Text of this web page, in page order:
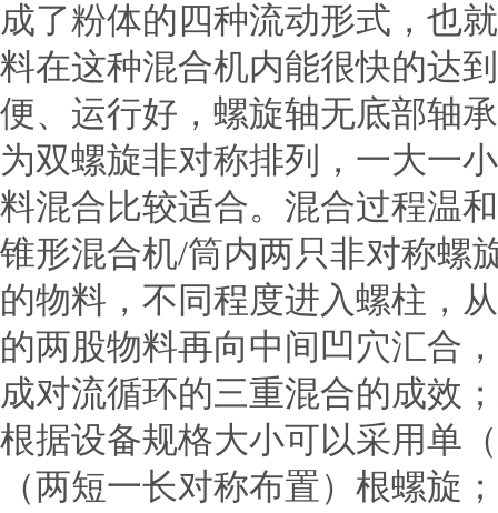
成了粉体的四种流动形式，也
料在这种混合机内能很快的达
便、运行好，螺旋轴无底部轴
为双螺旋非对称排列，一大一
料混合比较适合。混合过程温
锥形混合机/筒内两只非对称螺
的物料，不同程度进入螺柱，
的两股物料再向中间凹穴汇合
成对流循环的三重混合的成效
根据设备规格大小可以采用单
（两短一长对称布置）根螺旋